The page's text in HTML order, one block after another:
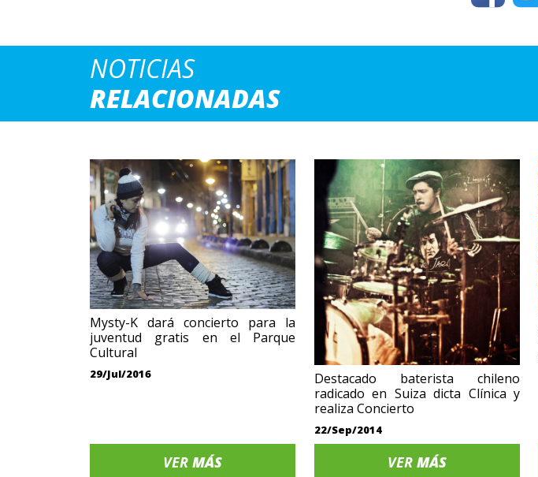
NOTICIAS
RELACIONADAS
Mysty-K dará concierto para la
juventud gratis en el Parque
Cultural
29/Jul/2016
VER MÁS
Destacado baterista chileno
radicado en Suiza dicta Clínica y
realiza Concierto
22/Sep/2014
VER MÁS